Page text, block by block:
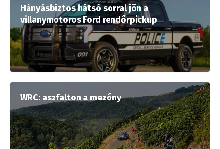
Hányásbiztos hátsó sorral jön a
villanymotoros Ford rendőrpickup
WRC: aszfalton a mezőny